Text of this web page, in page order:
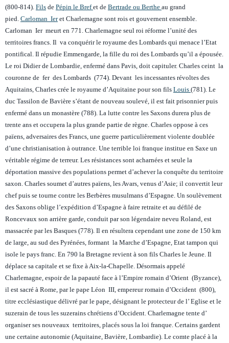
(800-814). Fils de Pépin le Bref et de Bertrade ou Berthe au grand
pied. Carloman Ieret Charlemagne sont rois et gouvernent ensemble.
Carloman Ier meurt en 771. Charlemagne seul roi réforme l’unité des
territoires francs. Il va conquérir le royaume des Lombards qui menace l’Etat
pontifical. Il répudie Emmengarde, la fille du roi des Lombards qu’il a épousée.
Le roi Didier de Lombardie, enfermé dans Pavis, doit capituler. Charles ceint la
couronne de fer des Lombards (774). Devant les incessantes révoltes des
Aquitains, Charles crée le royaume d’Aquitaine pour son fils Louis (781). Le
duc Tassilon de Bavière s’étant de nouveau soulevé, il est fait prisonnier puis
enfermé dans un monastère (788). La lutte contre les Saxons durera plus de
trente ans et occupera la plus grande partie de règne. Charles oppose à ces
païens, adversaires des Francs, une guerre particulièrement violente doublée
d’une christianisation à outrance. Une terrible loi franque institue en Saxe un
véritable régime de terreur. Les résistances sont acharnées et seule la
déportation massive des populations permet d’achever la conquête du territoire
saxon. Charles soumet d’autres païens, les Avars, venus d’Asie; il convertit leur
chef puis se tourne contre les Berbères musulmans d’Espagne. Un soulèvement
des Saxons oblige l’expédition d’Espagne à faire retraite et au défilé de
Roncevaux son arrière garde, conduit par son légendaire neveu Roland, est
massacrée par les Basques (778). Il en résultera cependant une zone de 150 km
de large, au sud des Pyrénées, formant la Marche d’Espagne, Etat tampon qui
isole le pays franc. En 790 la Bretagne revient à son fils Charles le Jeune. Il
déplace sa capitale et se fixe à Aix-la-Chapelle. Désormais appelé
Charlemagne, espoir de la papauté face à l’Empire romain d’Orient (Byzance),
il est sacré à Rome, par le pape Léon III, empereur romain d’Occident (800),
titre ecclésiastique délivré par le pape, désignant le protecteur de l’ Eglise et le
suzerain de tous les suzerains chrétiens d’Occident. Charlemagne tente d’
organiser ses nouveaux territoires, placés sous la loi franque. Certains gardent
une certaine autonomie (Aquitaine, Bavière, Lombardie). Le comte placé à la